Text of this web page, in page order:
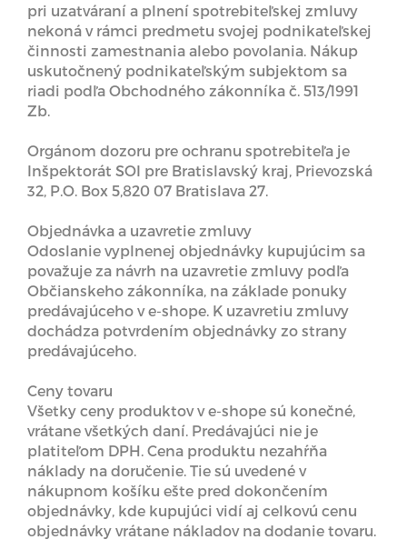
pri uzatváraní a plnení spotrebiteľskej zmluvy
nekoná v rámci predmetu svojej podnikateľskej
činnosti zamestnania alebo povolania. Nákup
uskutočnený podnikateľským subjektom sa
riadi podľa Obchodného zákonníka č. 513/1991
Zb.
Orgánom dozoru pre ochranu spotrebiteľa je
Inšpektorát SOI pre Bratislavský kraj, Prievozská
32, P.O. Box 5,820 07 Bratislava 27.
Objednávka a uzavretie zmluvy
Odoslanie vyplnenej objednávky kupujúcim sa
považuje za návrh na uzavretie zmluvy podľa
Občianskeho zákonníka, na základe ponuky
predávajúceho v e-shope. K uzavretiu zmluvy
dochádza potvrdením objednávky zo strany
predávajúceho.
Ceny tovaru
Všetky ceny produktov v e-shope sú konečné,
vrátane všetkých daní. Predávajúci nie je
platiteľom DPH. Cena produktu nezahŕňa
náklady na doručenie. Tie sú uvedené v
nákupnom košíku ešte pred dokončením
objednávky, kde kupujúci vidí aj celkovú cenu
objednávky vrátane nákladov na dodanie tovaru.